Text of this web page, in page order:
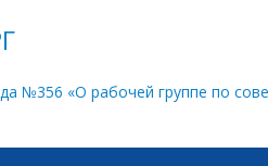
№356 «О рабочей группе по